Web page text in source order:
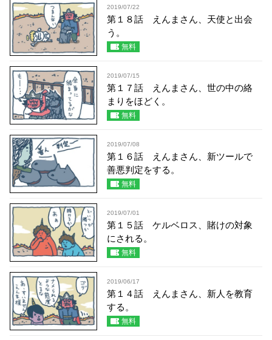
2019/07/22
第１８話 えんまさん、天使と出会
う。
無料
2019/07/15
第１７話 えんまさん、世の中の絡
まりをほどく。
無料
2019/07/08
第１６話 えんまさん、新ツールで
善悪判定をする。
無料
2019/07/01
第１５話 ケルベロス、賭けの対象
にされる。
無料
2019/06/17
第１４話 えんまさん、新人を教育
する。
無料